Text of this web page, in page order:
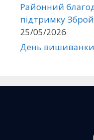
Районний
підтримку
25/05/2026
День